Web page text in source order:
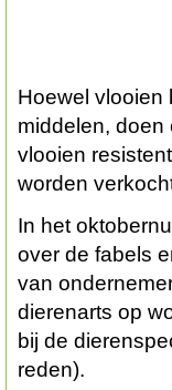
Hoewel vlooien
middelen, doen
vlooien
worden
In het
over de fabels
van
dierenarts op
bij de
reden).